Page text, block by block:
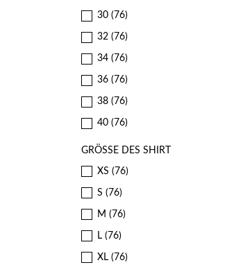
30 (76)
32 (76)
34 (76)
36 (76)
38 (76)
40 (76)
GRÖSSE DES SHIRT
XS (76)
S (76)
M (76)
L (76)
XL (76)